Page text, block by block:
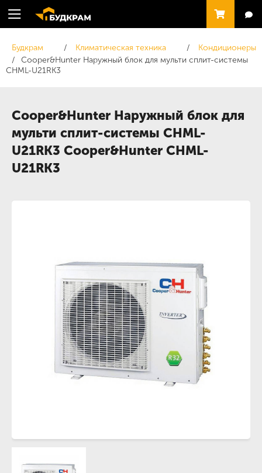
Будкрам Климатическая техника
Кондиционеры
Cooper&Hunter Наружный блок для мульти сплит-системы
CHML-U21RK3
Cooper&Hunter Наружный блок для
мульти сплит-системы CHML-
U21RK3 Cooper&Hunter CHML-
U21RK3